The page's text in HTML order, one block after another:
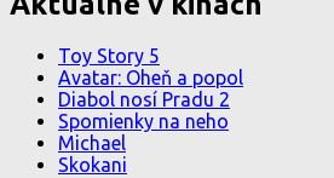
Toy Story 5
Avatar: Oheň a popol
Diabol nosí Pradu 2
Spomienky na neho
Michael
Skokani